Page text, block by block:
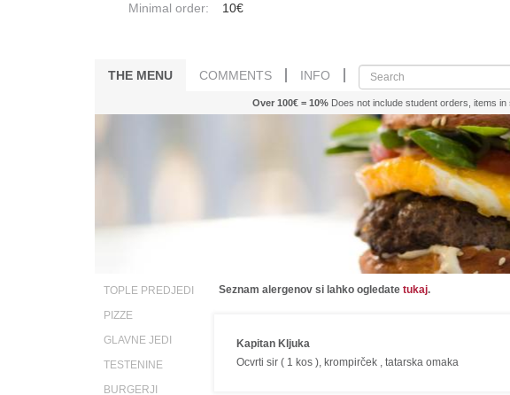
Minimal order:
10€
THE MENU COMMENTS INFO
Over 100€ = 10% Does not include student orders, items
TOPLE PREDJEDI
PIZZE
GLAVNE JEDI
TESTENINE
BURGERJI
Seznam alergenov si lahko ogledate tukaj.
Kapitan Kljuka
Ocvrti sir ( 1 kos ), krompirček , tatarska omaka